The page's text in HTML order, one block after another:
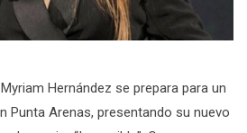
Hernández se prepara para un
Punta Arenas, presentando su nuevo